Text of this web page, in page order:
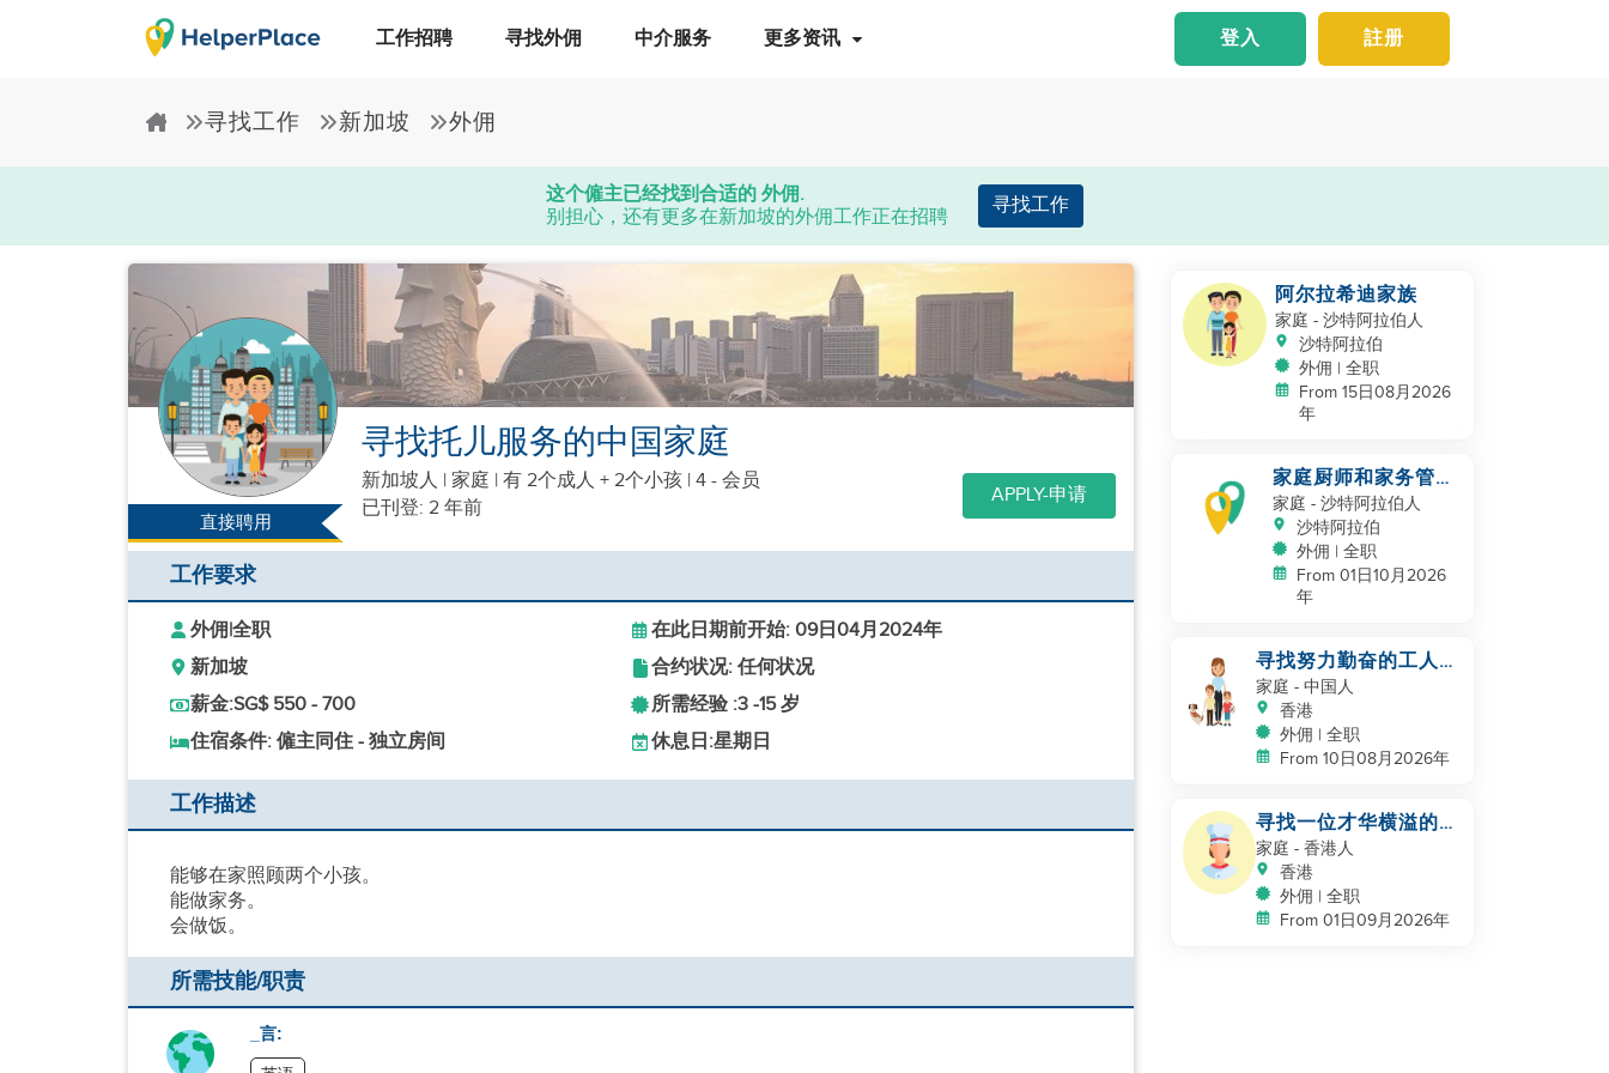
工作招聘 寻找外佣 中介服务 更多资讯 註册
登入
寻找工作 新加坡 外佣
这个僱主已经找到合适的 外佣.
别担心，还有更多在新加坡的外佣工作正在招聘
寻找工作
直接聘用
寻找托儿服务的中国家庭
新加坡人 | 家庭 | 有 2个成人 + 2个小孩 | 4 - 会员
已刊登: 2 年前
APPLY-申请
工作要求
外佣|全职
在此日期前开始: 09日04月2024年
新加坡
合约状况: 任何状况
薪金:SG$ 550 - 700 所需经验 :3 -15 岁
住宿条件: 僱主同住 - 独立房间
休息日:星期日
工作描述
能够在家照顾两个小孩。
能做家务。
会做饭。
所需技能/职责
_言:
阿尔拉希迪家族
家庭 - 沙特阿拉伯人
沙特阿拉伯
外佣 | 全职
From 15日08月2026
年
家庭厨师和家务管理
者
家庭 - 沙特阿拉伯人
沙特阿拉伯
外佣 | 全职
From 01日10月2026
年
寻找努力勤奋的工人姐
姐，陪伴我们一起生活
家庭 - 中国人
香港
外佣 | 全职
From 10日08月2026年
寻找一位才华横溢的家
庭帮手 / 家庭厨师
家庭 - 香港人
香港
外佣 | 全职
From 01日09月2026年